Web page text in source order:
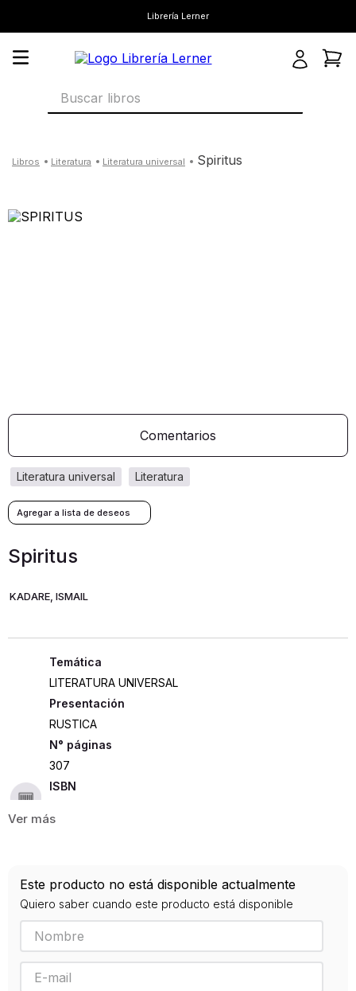
Librería Lerner
Buscar libros
literatura literatura universal spiritus
Comentarios
literatura
literatura universal
Spiritus
KADARE, ISMAIL
LITERATURA UNIVERSAL
Presentación
RUSTICA
307
ISBN
Editorial
2004
Traductor
Sánchez Lizarralde, Ramón
Este producto no está disponible actualmente
Quiero saber cuando este producto está disponible